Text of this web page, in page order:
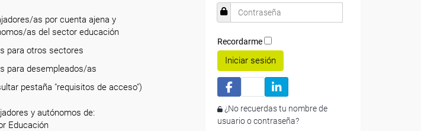
as por cuenta ajena y
as del sector educación
para otros sectores
para desempleados/as
pestaña "requisitos de acceso")
y autónomos de:
Educación
Recordarme
Iniciar sesión
¿No recuerdas tu nombre de
usuario o contraseña?